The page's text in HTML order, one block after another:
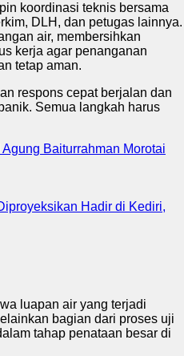
koordinasi teknis bersama
DLH, dan petugas lainnya.
air, membersihkan
kerja agar penanganan
tetap aman.
respons cepat berjalan dan
Semua langkah harus
Baiturrahman Morotai
Hadir di Kediri,
luapan air yang terjadi
bagian dari proses uji
tahap penataan besar di